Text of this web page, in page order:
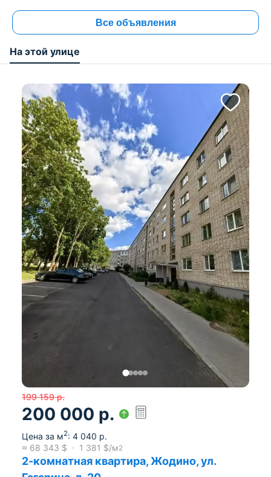
Все объявления
На этой улице
199 159 р.
200 000 р.
Цена за м2: 4 040 р.
≈ 68 343 $ 1 381 $/м2
2-комнатная квартира, Жодино, ул.